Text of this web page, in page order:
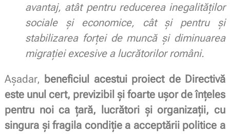
avantaj, atât pentru reducerea inegalităților
sociale și economice, cât și pentru și
stabilizarea forței de muncă și diminuarea
migrației excesive a lucrătorilor români.
Așadar, beneficiul acestui proiect de Directivă
este unul cert, previzibil și foarte ușor de înțeles
pentru noi ca țară, lucrători și organizații, cu
singura și fragila condiție a acceptării politice a